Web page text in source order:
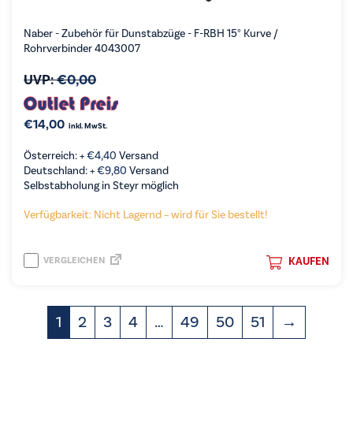
Naber - Zubehör für Dunstabzüge - F-RBH 15° Kurve /
Rohrverbinder 4043007
UVP:€0,00
€14,00 inkl. MwSt.
Österreich: +€4,40 Versand
Deutschland: +€9,80 Versand
Selbstabholung in Steyr möglich
Verfügbarkeit: Nicht Lagernd – wird für Sie bestellt!
KAUFEN
VERGLEICHEN
1 2 3 4 … 49 50 51 →